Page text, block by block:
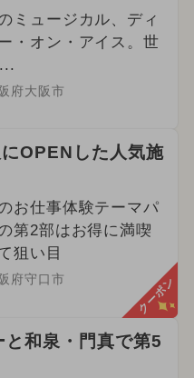
ミュージカル、ディ
・オン・アイス。世
府大阪市
OPENした人気施
お仕事体験テーマパ
第2部はお得に満喫
狙い目
府守口市 クーポン
和泉・門真で第5